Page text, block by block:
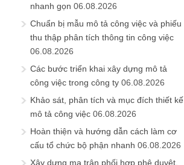
nhanh gọn 06.08.2026
Chuẩn bị mẫu mô tả công việc và phiếu
thu thập phân tích thông tin công việc
06.08.2026
Các bước triển khai xây dựng mô tả
công việc trong công ty 06.08.2026
Khảo sát, phân tích và mục đích thiết kế
mô tả công việc 06.08.2026
Hoàn thiện và hướng dẫn cách làm cơ
cấu tổ chức bộ phận nhanh 06.08.2026
Xây dựng ma trận phối hợp phê duyệt,